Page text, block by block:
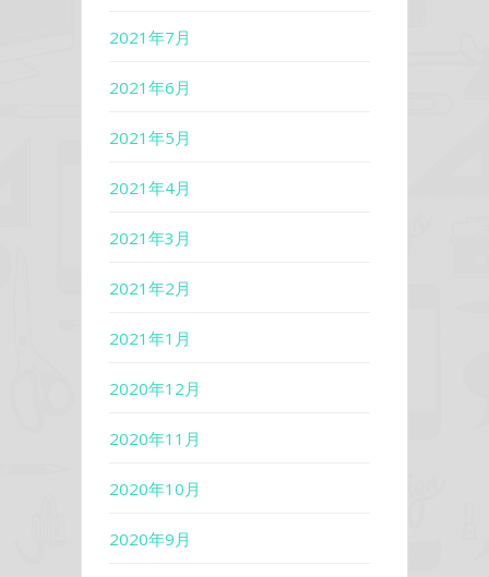
2021年7月
2021年6月
2021年5月
2021年4月
2021年3月
2021年2月
2021年1月
2020年12月
2020年11月
2020年10月
2020年9月